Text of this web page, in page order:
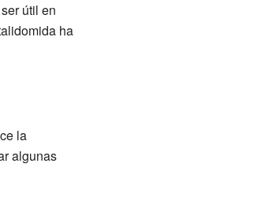
útil en
ha
la
algunas